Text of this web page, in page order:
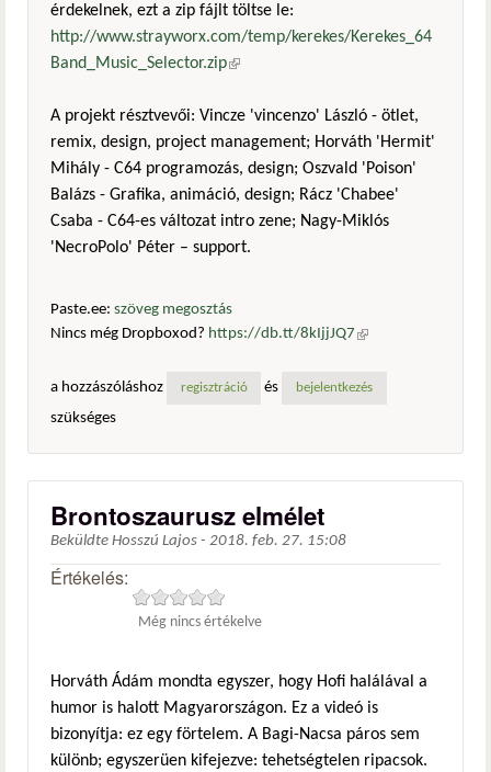
érdekelnek, ezt a zip fájlt töltse le:
http://www.strayworx.com/temp/kerekes/Kerekes_64
Band_Music_Selector.zip(külső hivatkozás)
A projekt résztvevői: Vincze 'vincenzo' László - ötlet,
remix, design, project management; Horváth 'Hermit'
Mihály - C64 programozás, design; Oszvald 'Poison'
Balázs - Grafika, animáció, design; Rácz 'Chabee'
Csaba - C64-es változat intro zene; Nagy-Miklós
'NecroPolo' Péter – support.
Paste.ee: szöveg megosztás
Nincs még Dropboxod? https://db.tt/8kIjjJQ7 (külső
a hozzászóláshoz
regisztráció és bejelentkezés
szükséges
Brontoszaurusz elmélet
Beküldte Hosszú Lajos - 2018. feb. 27. 15:08
Értékelés:
Még nincs értékelve
Horváth Ádám mondta egyszer, hogy Hofi halálával a
humor is halott Magyarországon. Ez a videó is
bizonyítja: ez egy förtelem. A Bagi-Nacsa páros sem
különb; egyszerüen kifejezve: tehetségtelen ripacsok.